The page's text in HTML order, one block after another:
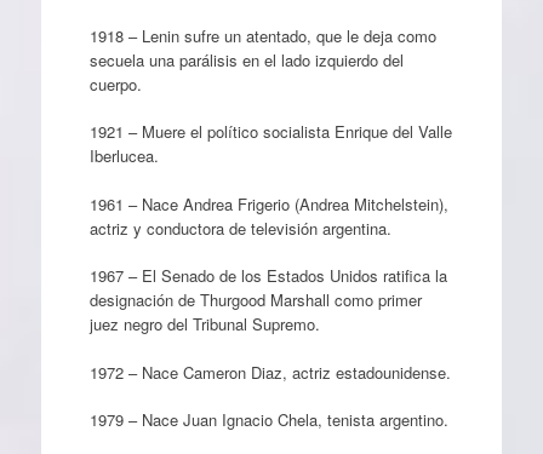
1918 – Lenin sufre un atentado, que le deja como
secuela una parálisis en el lado izquierdo del
cuerpo.
1921 – Muere el político socialista Enrique del Valle
Iberlucea.
1961 – Nace Andrea Frigerio (Andrea Mitchelstein),
actriz y conductora de televisión argentina.
1967 – El Senado de los Estados Unidos ratifica la
designación de Thurgood Marshall como primer
juez negro del Tribunal Supremo.
1972 – Nace Cameron Diaz, actriz estadounidense.
1979 – Nace Juan Ignacio Chela, tenista argentino.